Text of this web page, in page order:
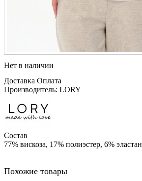
Нет в наличии
Доставка Оплата
Производитель: LORY
Состав
77% вискоза, 17% полиэстер, 6% эластан
Похожие товары